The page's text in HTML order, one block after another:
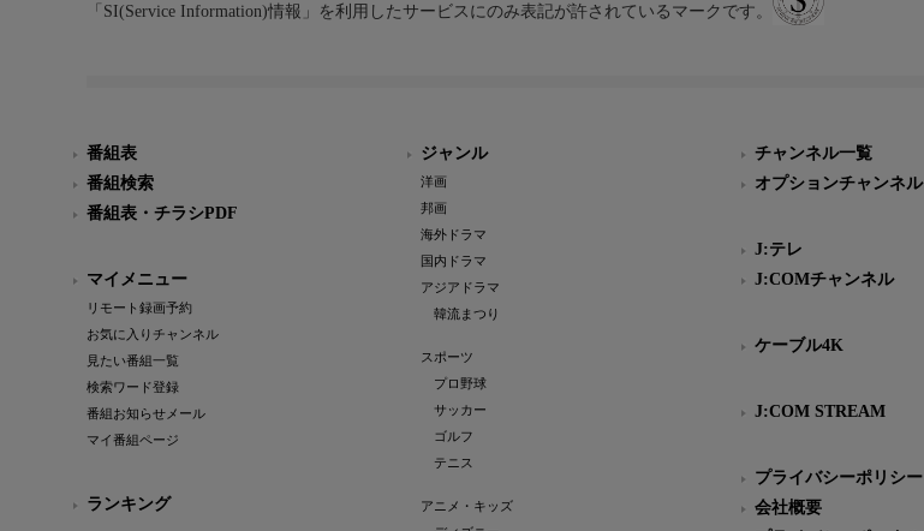
「SI(Service Information)情報」を利用したサービスにのみ表記が許されているマークです。
番組表
番組検索
番組表・チラシPDF
マイメニュー
リモート録画予約
お気に入りチャンネル
見たい番組一覧
検索ワード登録
番組お知らせメール
マイ番組ページ
ランキング
ジャンル
洋画
邦画
海外ドラマ
国内ドラマ
アジアドラマ
韓流まつり
スポーツ
プロ野球
サッカー
ゴルフ
テニス
アニメ・キッズ
チャンネル一覧
オプションチャンネル
J:テレ
J:COMチャンネル
ケーブル4K
J:COM STREAM
プライバシーポリシー
会社概要